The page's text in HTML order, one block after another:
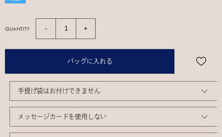
QUANTITY
バッグに入れる